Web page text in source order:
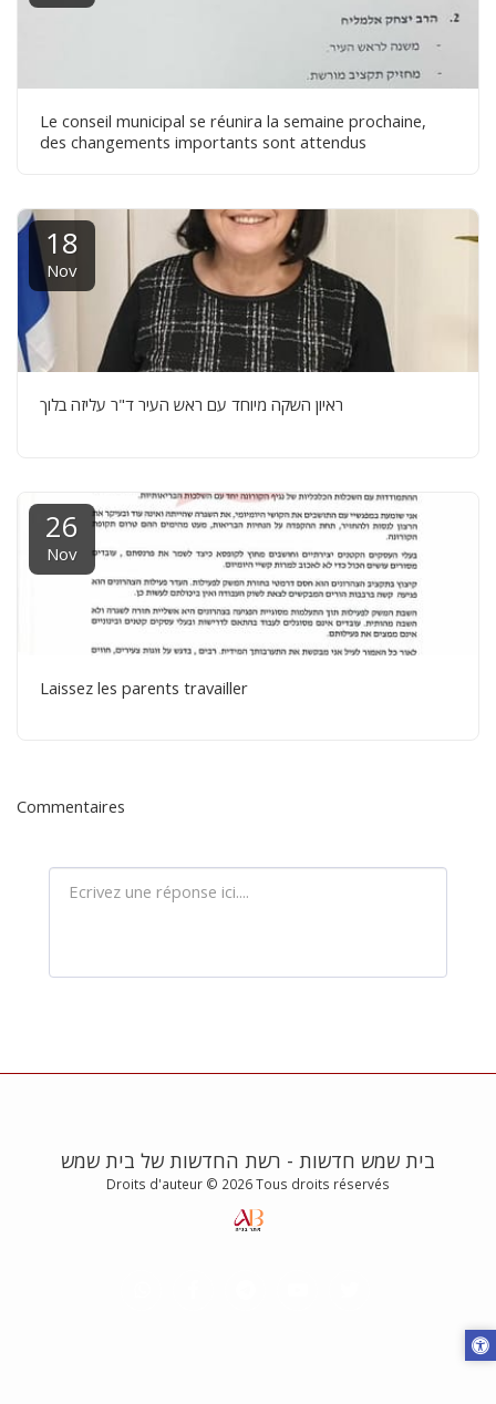
Le conseil municipal se réunira la semaine prochaine,
des changements importants sont attendus
18
Nov
ראיון השקה מיוחד עם ראש העיר ד"ר עליזה בלוך
26
Nov
Laissez les parents travailler
Commentaires
בית שמש חדשות - רשת החדשות של בית שמש
Droits d'auteur © 2026 Tous droits réservés